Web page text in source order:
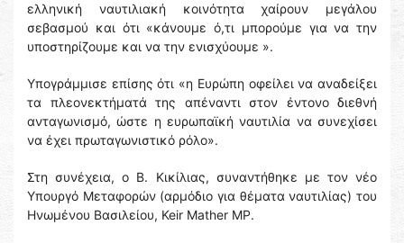
ελληνική ναυτιλιακή κοινότητα χαίρουν μεγάλου
σεβασμού και ότι «κάνουμε ό,τι μπορούμε για να την
υποστηρίζουμε και να την ενισχύουμε ».
Υπογράμμισε επίσης ότι «η Ευρώπη οφείλει να αναδείξει
τα πλεονεκτήματά της απέναντι στον έντονο διεθνή
ανταγωνισμό, ώστε η ευρωπαϊκή ναυτιλία να συνεχίσει
να έχει πρωταγωνιστικό ρόλο».
Στη συνέχεια, ο Β. Κικίλιας, συναντήθηκε με τον νέο
Υπουργό Μεταφορών (αρμόδιο για θέματα ναυτιλίας) του
Ηνωμένου Βασιλείου, Keir Mather MP.